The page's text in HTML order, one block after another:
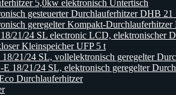
5,0kw elektronisch Untertisch
gesteuerter Durchlauferhitzer DHB 21
geregelter Kompakt-Durchlauferhitzer
21/24 SL electronic LCD, elektronischer
Kleinspeicher UFP 5 t
21/24 SL, vollelektronisch geregelter
18/21/24 SL, elektronisch geregelter
Durchlauferhitzer